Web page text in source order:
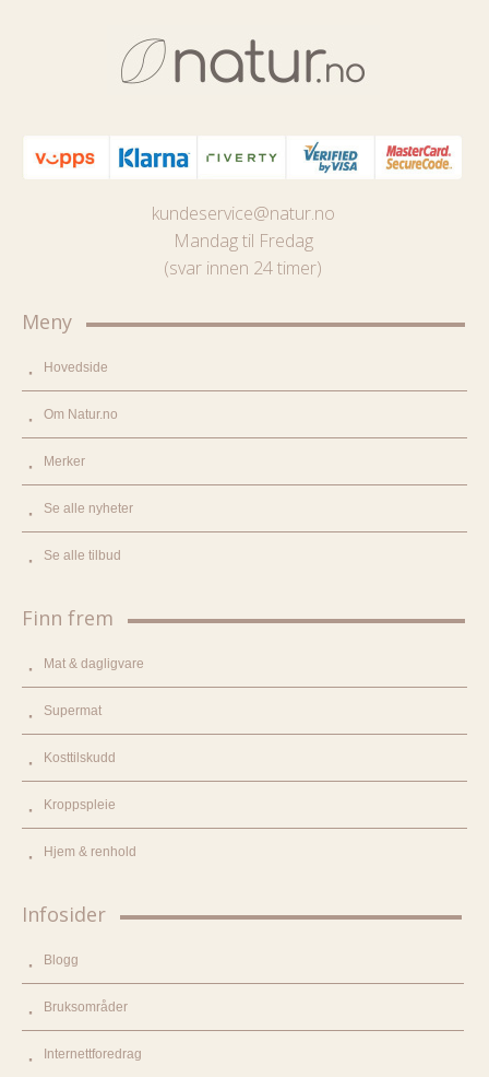
kundeservice@natur.no
Mandag til Fredag
(svar innen 24 timer)
Meny
Hovedside
Om Natur.no
Merker
Se alle nyheter
Se alle tilbud
Finn frem
Mat & dagligvare
Supermat
Kosttilskudd
Kroppspleie
Hjem & renhold
Infosider
Blogg
Bruksområder
Internettforedrag